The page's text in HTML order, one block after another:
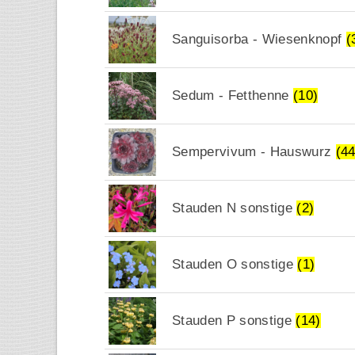
Sanguisorba - Wiesenknopf
Sedum - Fetthenne (10)
Sempervivum - Hauswurz
Stauden N sonstige (2)
Stauden O sonstige (1)
Stauden P sonstige (14)